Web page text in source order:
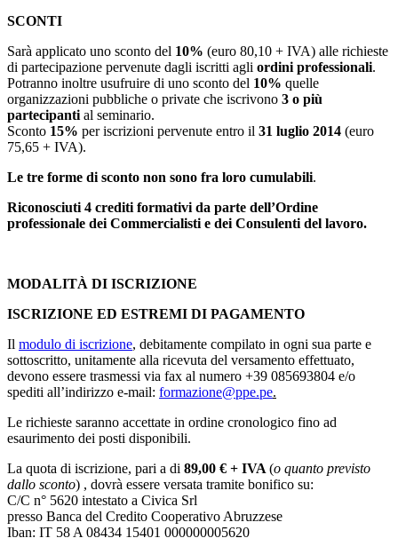
SCONTI
Sarà applicato uno sconto del 10% (euro 80,10 + IVA) alle richieste
di partecipazione pervenute dagli iscritti agli ordini professionali.
Potranno inoltre usufruire di uno sconto del 10% quelle
organizzazioni pubbliche o private che iscrivono 3 o più
partecipanti al seminario.
Sconto 15% per iscrizioni pervenute entro il 31 luglio 2014 (euro
75,65 + IVA).
Le tre forme di sconto non sono fra loro cumulabili.
Riconosciuti 4 crediti formativi da parte dell’Ordine
professionale dei Commercialisti e dei Consulenti del lavoro.
MODALITÀ DI ISCRIZIONE
ISCRIZIONE ED ESTREMI DI PAGAMENTO
Il modulo di iscrizione, debitamente compilato in ogni sua parte e
sottoscritto, unitamente alla ricevuta del versamento effettuato,
devono essere trasmessi via fax al numero +39 085693804 e/o
spediti all’indirizzo e-mail: formazione@ppe.pe.
Le richieste saranno accettate in ordine cronologico fino ad
esaurimento dei posti disponibili.
La quota di iscrizione, pari a di 89,00 € + IVA (o quanto previsto
dallo sconto) , dovrà essere versata tramite bonifico su:
C/C n° 5620 intestato a Civica Srl
presso Banca del Credito Cooperativo Abruzzese
Iban: IT 58 A 08434 15401 000000005620